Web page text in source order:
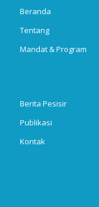
Beranda
Tentang
Mandat & Program
Berita Pesisir
Publikasi
Kontak